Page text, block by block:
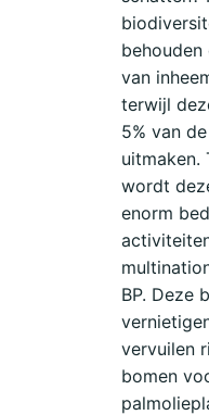
van
terwijl
5% van
uitmaken.
wordt
enorm
BP. Deze
vervuilen
bomen